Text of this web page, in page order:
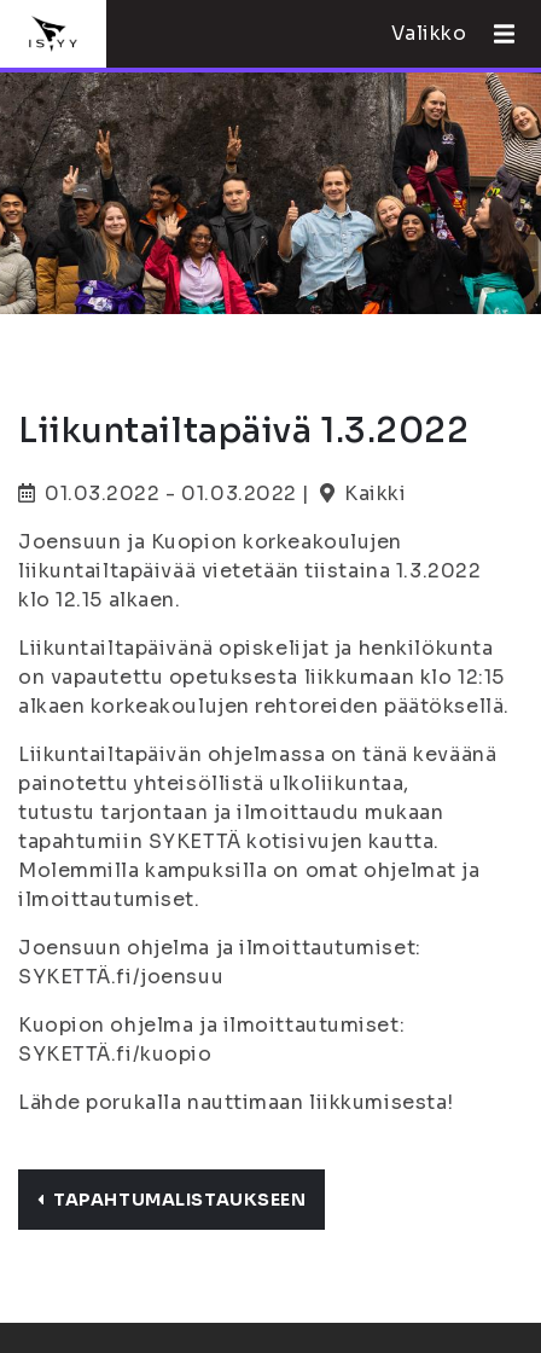
Valikko
Liikuntailtapäivä 1.3.2022
01.03.2022 - 01.03.2022 |
Kaikki
Joensuun ja Kuopion korkeakoulujen
liikuntailtapäivää vietetään tiistaina 1.3.2022
klo 12.15 alkaen.
Liikuntailtapäivänä opiskelijat ja henkilökunta
on vapautettu opetuksesta liikkumaan klo 12:15
alkaen korkeakoulujen rehtoreiden päätöksellä.
Liikuntailtapäivän ohjelmassa on tänä keväänä
painotettu yhteisöllistä ulkoliikuntaa,
tutustu tarjontaan ja ilmoittaudu mukaan
tapahtumiin SYKETTÄ kotisivujen kautta.
Molemmilla kampuksilla on omat ohjelmat ja
ilmoittautumiset.
Joensuun ohjelma ja ilmoittautumiset:
SYKETTÄ.fi/joensuu
Kuopion ohjelma ja ilmoittautumiset:
SYKETTÄ.fi/kuopio
Lähde porukalla nauttimaan liikkumisesta!
TAPAHTUMALISTAUKSEEN